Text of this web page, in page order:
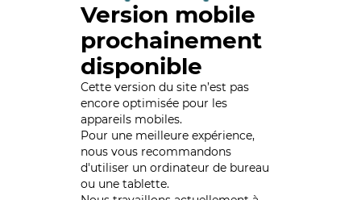
Version mobile
prochainement
disponible
Cette version du site n’est pas
encore optimisée pour les
appareils mobiles.
Pour une meilleure expérience,
nous vous recommandons
d'utiliser un ordinateur de bureau
ou une tablette.